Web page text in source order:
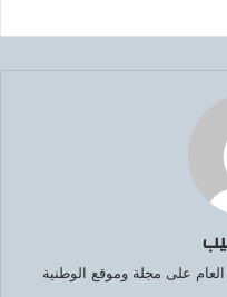
على مجلة وموقع الوطنية